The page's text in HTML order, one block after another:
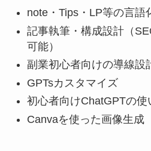
note・Tips・LP等の言語
記事執筆・構成設計（
可能）
副業初心者向けの導線設
GPTsカスタマイズ
初心者向けChatGPTの使
Canvaを使った画像生成